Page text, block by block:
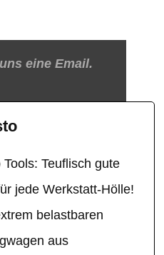
eine Email.
Tools: Teuflisch gute
jede Werkstatt-Hölle!
belastbaren
aus